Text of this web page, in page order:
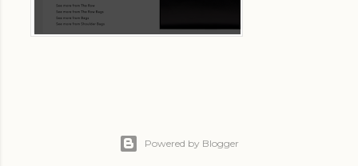
Powered by Blogger